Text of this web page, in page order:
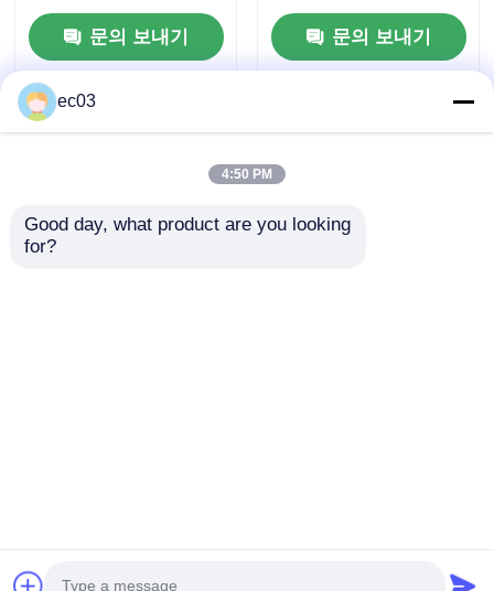
현명한 LED TV
hd는 텔레비전을 이끌었습니다
컴퓨터 모니터
문의 보내기
형
문의 보내기
ec03
4:50 PM
Good day, what product are you looking
for?